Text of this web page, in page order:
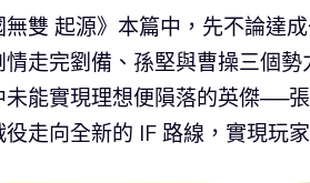
雙 起源》本篇中，先不論達
走完劉備、孫堅與曹操三個
未能實現理想便隕落的英傑──
走向全新的 IF 路線，實現玩